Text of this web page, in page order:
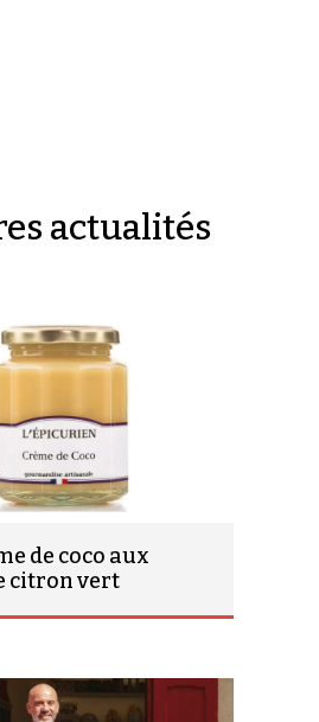
actualités
de coco aux
citron vert